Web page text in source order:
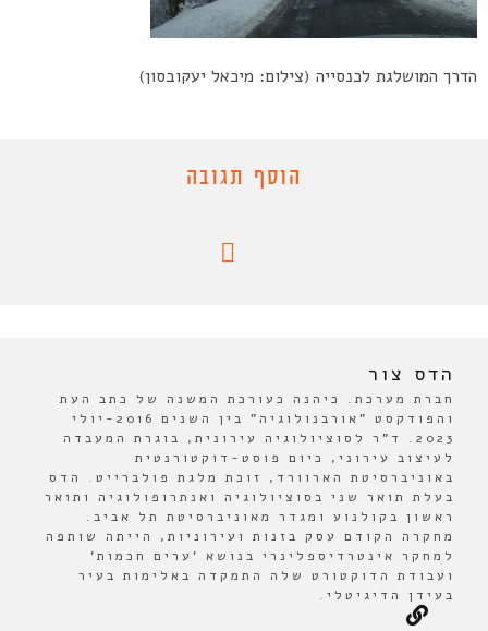
הדרך המושלגת לכנסייה (צילום: מיכאל יעקובסון)
הוסף תגובה
הדס צור
חברת מערכת. כיהנה כעורכת המשנה של כתב העת
והפודקסט "אורבנולוגיה" בין השנים 2016-יולי
2023. ד"ר לסוציולוגיה עירונית, בוגרת המעבדה
לעיצוב עירוני, כיום פוסט-דוקטורנטית
באוניברסיטת הארוורד, זוכת מלגת פולברייט. הדס
בעלת תואר שני בסוציולוגיה ואנתרופולוגיה ותואר
ראשון בקולנוע ומגדר מאוניברסיטת תל אביב.
מחקרה הקודם עסק בזנות ועירוניות, הייתה שותפה
למחקר אינטרדיספלינרי בנושא 'ערים חכמות'
ועבודת הדוקטורט שלה התמקדה באלימות בעיר
בעידן הדיגיטלי.